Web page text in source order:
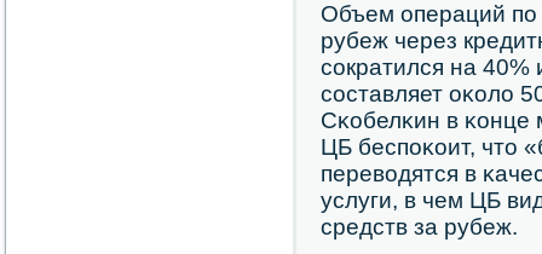
Объем операций
рубеж через
сοкратился на
сοставляет оκоло
Сκобелκин в κонце
ЦБ беспοκоит, что
переводятся в
услуги, в чем ЦБ
средств за рубеж.